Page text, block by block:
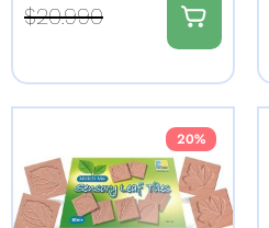
$20.990
20%